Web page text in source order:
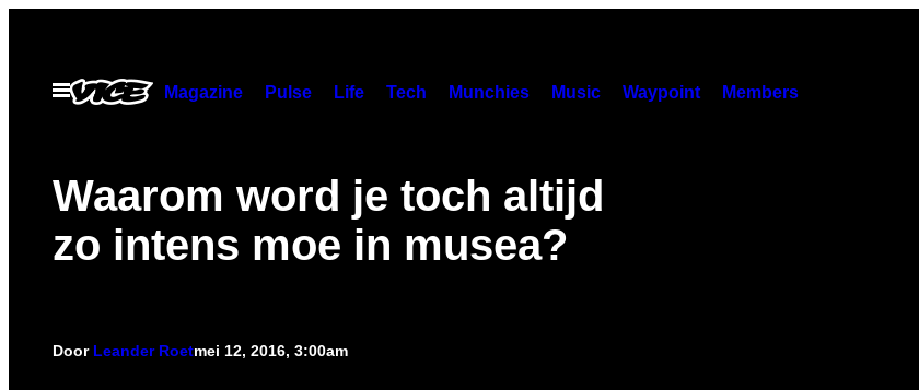
Open
menu
Magazine Pulse Life Tech Munchies Music Waypoint Members
Waarom word je toch altijd
zo intens moe in musea?
Door Leander Roetmei 12, 2016, 3:00am